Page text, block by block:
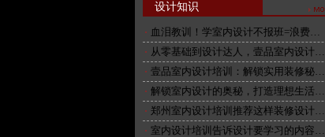
设计知识
血泪教训！学室内设计不报班=浪费…
从零基础到设计达人，壹品室内设计…
壹品室内设计培训：解锁实用装修秘…
解锁室内设计的奥秘，打造理想生活…
郑州室内设计培训推荐这样装修设计…
室内设计培训告诉设计要学习的内容…